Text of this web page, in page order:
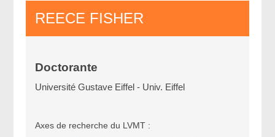
REECE FISHER
Doctorante
Université Gustave Eiffel - Univ. Eiffel
Axes de recherche du LVMT :